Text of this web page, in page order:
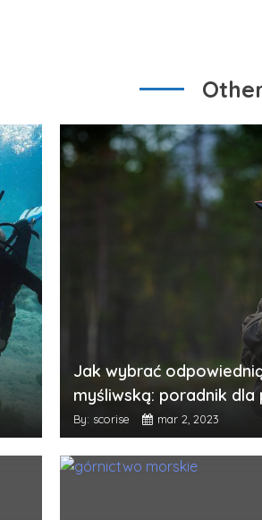
Jak wybrać
myśliwską: poradnik
By: scorise mar 2, 2023